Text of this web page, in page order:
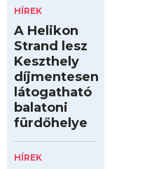
HÍREK
A Helikon
Strand lesz
Keszthely
díjmentesen
látogatható
balatoni
fürdőhelye
HÍREK